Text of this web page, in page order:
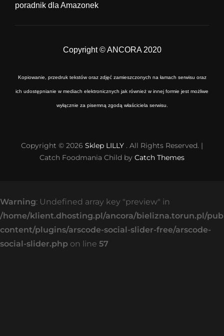
poradnik dla Amazonek
Copyright © ANCORA 2020
Kopiowanie, przedruk tekstów oraz zdjęć zamieszczonych na łamach serwisu oraz
ich udostępnianie w mediach elektronicznych jak również w innej formie jest możliwe
wyłącznie za pisemną zgodą właściciela serwisu.
Copyright © 2026 Sklep LILLY . All Rights Reserved. |
Catch Foodmania Child by Catch Themes
Warning: Undefined array key "preview" in
/home/klient.dhosting.pl/ancora/bielizna.torun.pl/
content/plugins/arscode-social-slider-free/arscode-
social-slider.php on line 57